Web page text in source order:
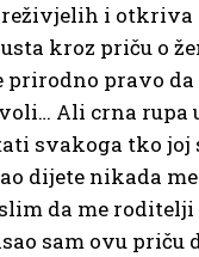
i
kroz priču o
prirodno pravo da
Ali crna rupa
svakoga tko joj
dijete nikada
da me roditelji
sam ovu priču